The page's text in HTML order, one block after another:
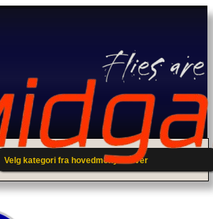
Velg kategori fra hovedmenyen over